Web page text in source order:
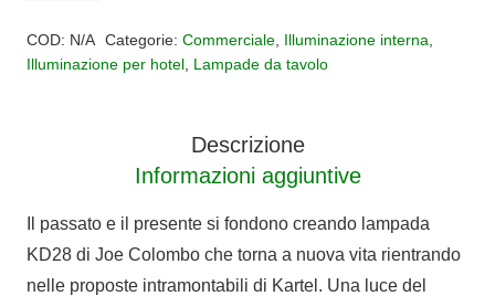
quantità
COD: N/A Categorie: Commerciale, Illuminazione interna
Illuminazione per hotel Lampade da tavolo
Descrizione
Informazioni aggiuntive
Il passato e il presente si fondono creando lampada
KD28 di Joe Colombo che torna a nuova vita rientrando
nelle proposte intramontabili di Kartel. Una luce del